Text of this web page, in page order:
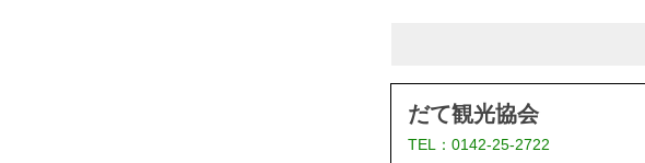
だて観光協会
TEL：0142-25-2722